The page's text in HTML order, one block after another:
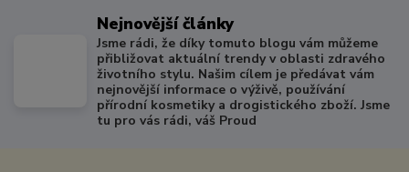
Nejnovější články
Jsme rádi, že díky tomuto blogu vám můžeme
přibližovat aktuální trendy v oblasti zdravého
životního stylu. Našim cílem je předávat vám
nejnovější informace o výživě, používání
přírodní kosmetiky a drogistického zboží. Jsme
tu pro vás rádi, váš Proud